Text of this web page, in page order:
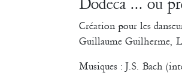
Dodeca ... ou
Création pour les
Guillaume Guilherme,
Musiques : J.S. Bach